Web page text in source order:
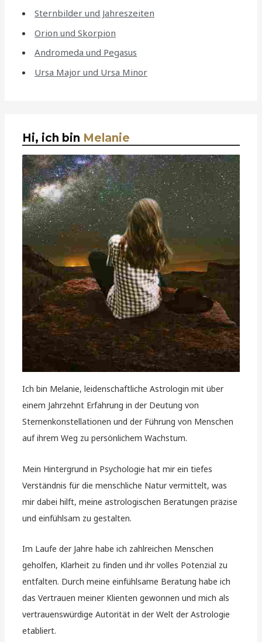
Sternbilder und Jahreszeiten
Orion und Skorpion
Andromeda und Pegasus
Ursa Major und Ursa Minor
Hi, ich bin Melanie
Ich bin Melanie, leidenschaftliche Astrologin mit über
einem Jahrzehnt Erfahrung in der Deutung von
Sternenkonstellationen und der Führung von Menschen
auf ihrem Weg zu persönlichem Wachstum.
Mein Hintergrund in Psychologie hat mir ein tiefes
Verständnis für die menschliche Natur vermittelt, was
mir dabei hilft, meine astrologischen Beratungen präzise
und einfühlsam zu gestalten.
Im Laufe der Jahre habe ich zahlreichen Menschen
geholfen, Klarheit zu finden und ihr volles Potenzial zu
entfalten. Durch meine einfühlsame Beratung habe ich
das Vertrauen meiner Klienten gewonnen und mich als
vertrauenswürdige Autorität in der Welt der Astrologie
etabliert.